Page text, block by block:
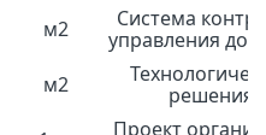
м2
Система
управления
м2
решения
Проект